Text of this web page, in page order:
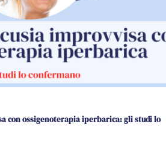
con ossigenoterapia iperbarica: gli studi lo